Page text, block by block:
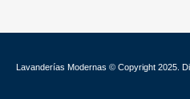
Lavanderías Modernas © Copyright 2025.